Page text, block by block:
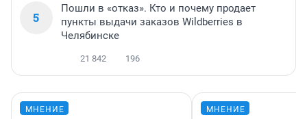
5
Пошли в «отказ». Кто и почему продает
пункты выдачи заказов Wildberries в
Челябинске
21 842 196
МНЕНИЕ МНЕНИЕ